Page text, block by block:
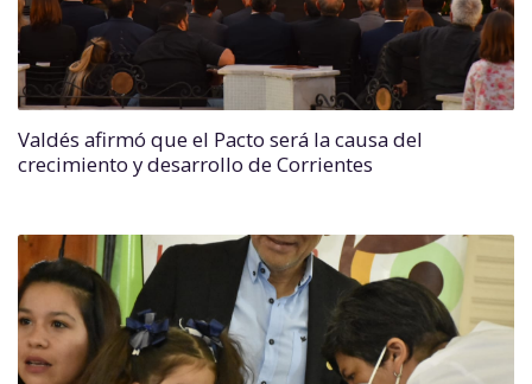
Valdés afirmó que el Pacto será la causa del
crecimiento y desarrollo de Corrientes